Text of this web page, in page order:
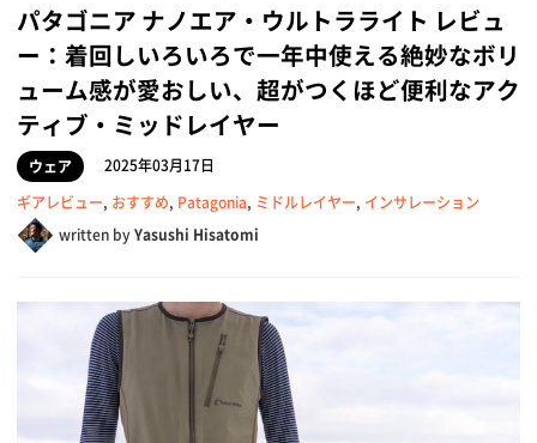
パタゴニア ナノエア・ウルトラライト レビュ
ー：着回しいろいろで一年中使える絶妙なボリ
ューム感が愛おしい、超がつくほど便利なアク
ティブ・ミッドレイヤー
ウェア
2025年03月17日
ギアレビュー, おすすめ, Patagonia, ミドルレイヤー, インサレーション
written byYasushi Hisatomi